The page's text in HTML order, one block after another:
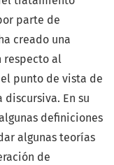
parte de
creado una
respecto al
punto de vista de
discursiva. En su
definiciones
algunas teorías
de